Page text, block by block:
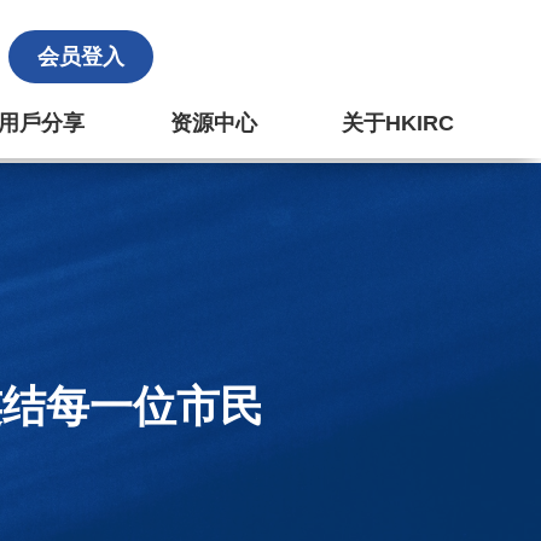
会员登入
戶分享 资源中心 关于HKIRC
每一位市民